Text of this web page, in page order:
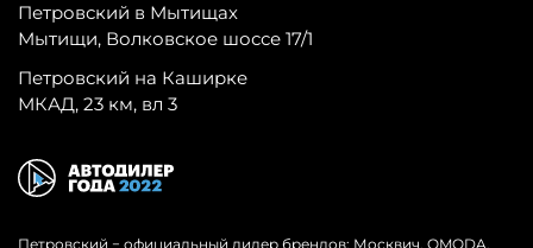
Петровский в Мытищах
Мытищи, Волковское шоссе 17/1
Петровский на Каширке
МКАД, 23 км, вл 3
Петровский − официальный дилер брендов: Москвич, OMODA,